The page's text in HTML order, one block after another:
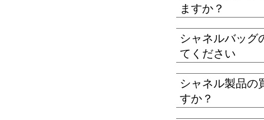
ますか？
シャネルバッグ
てください
シャネル製品の
すか？